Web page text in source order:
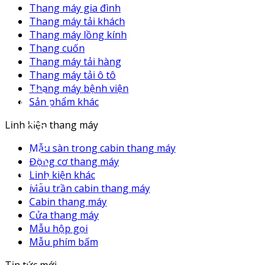
Thang máy gia đình
Thang máy tải khách
Thang máy lồng kính
Thang cuốn
Thang máy tải hàng
Thang máy tải ô tô
Thang máy bệnh viện
Sản phẩm khác
Linh kiện thang máy
Mẫu sàn trong cabin thang máy
Động cơ thang máy
Linh kiện khác
Mẫu trần cabin thang máy
Cabin thang máy
Cửa thang máy
Mẫu hộp gọi
Mẫu phím bấm